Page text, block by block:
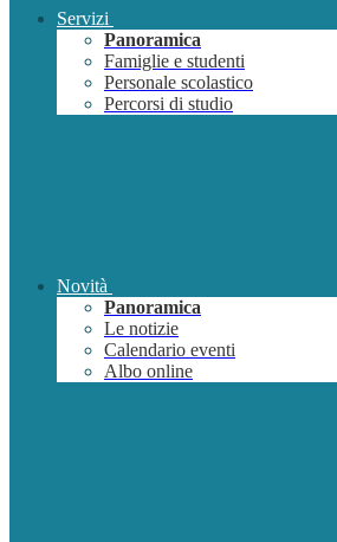
Servizi
Panoramica
Famiglie e studenti
Personale scolastico
Percorsi di studio
Novità
Panoramica
Le notizie
Calendario eventi
Albo online